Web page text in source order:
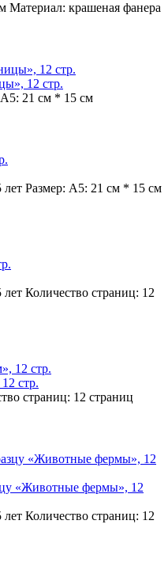
Материал: крашеная фанера
12 стр.
А5: 21 см * 15 см
лет Размер: А5: 21 см * 15 см
лет Количество страниц: 12
стр.
страниц: 12 страниц
«Животные фермы», 12
лет Количество страниц: 12